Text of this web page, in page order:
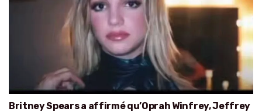
Britney Spears a affirmé qu’Oprah Winfrey, Jeffrey